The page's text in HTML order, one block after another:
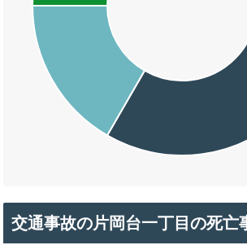
交通事故の片岡台一丁目の死亡